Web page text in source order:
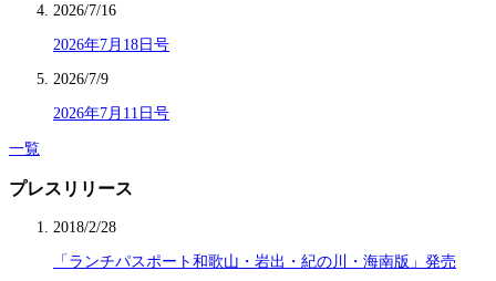
2026/7/16
2026年7月18日号
2026/7/9
2026年7月11日号
一覧
プレスリリース
2018/2/28
「ランチパスポート和歌山・岩出・紀の川・海南版」発売